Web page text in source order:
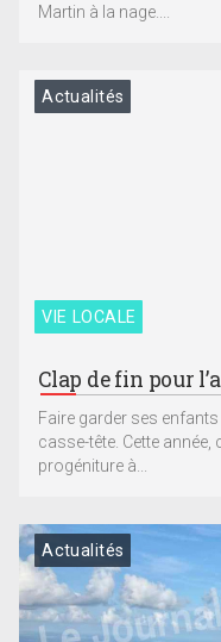
Martin à la nage....
VIE LOCALE
Actualités
Clap de fin pour
Faire garder ses enfants
casse-tête. Cette
progéniture à...
Actualités